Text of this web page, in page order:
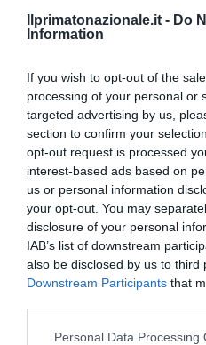
Ilprimatonazionale.it - Do
Information
If you wish to opt-out of the
processing of your personal or
targeted advertising by us,
section to confirm your
opt-out request is processed
interest-based ads based on
us or personal information
your opt-out. You may
disclosure of your personal
IAB’s list of downstream
also be disclosed by us to third
Downstream Participants that
Please note that this website/
Personal Data Processing
CONVIDIDI 0
FRANCESCO
Iran al voto. L’apertura
next
Paulo Dybala: le geometrie di